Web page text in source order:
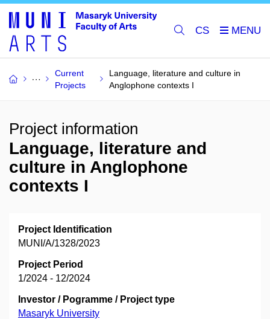
CS
Current
Projects
Language, literature and culture in
Anglophone contexts I
Project information
Language, literature and
culture in Anglophone
contexts I
Project Identification
MUNI/A/1328/2023
Project Period
1/2024 - 12/2024
Investor / Pogramme / Project type
Masaryk University